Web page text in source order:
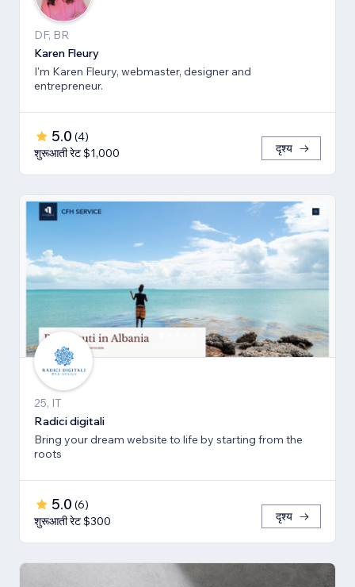
DF, BR
Karen Fleury
I'm Karen Fleury, webmaster, designer and
entrepreneur.
5.0 (4)
शुरूआती रेट $1,000
दृश्य
25, IT
Radici digitali
Bring your dream website to life by starting from the
roots
5.0 (6)
शुरूआती रेट $300
दृश्य